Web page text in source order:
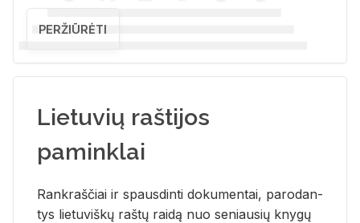
PERŽIŪRĖTI
Lietuvių raštijos
paminklai
Rank­raš­čiai ir spaus­din­ti do­ku­men­tai, pa­ro­dan­
tys lie­tu­viš­kų raš­tų rai­dą nuo se­niau­sių kny­gų